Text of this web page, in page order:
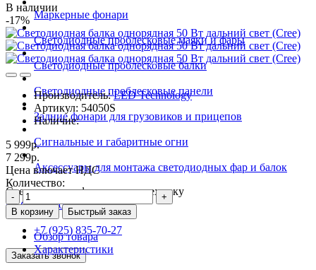
Маркерные фонари
Светодиодные проблесковые маяки и фары
Светодиодные проблесковые балки
Светодиодные проблесковые панели
Задние фонари для грузовиков и прицепов
Сигнальные и габаритные огни
Аксессуары для монтажа светодиодных фар и балок
Светодиодные фары на спецтехнику
+7 (499) 390-79-02
+7 (925) 835-70-27
Заказать звонок
В наличии
-17%
Производитель:LED Technology
Артикул: 54050S
Наличие:
5 999р.
7 299р.
Цена влючает НДС
Количество:
-
+
В корзину
Быстрый заказ
Обзор товара
Характеристики